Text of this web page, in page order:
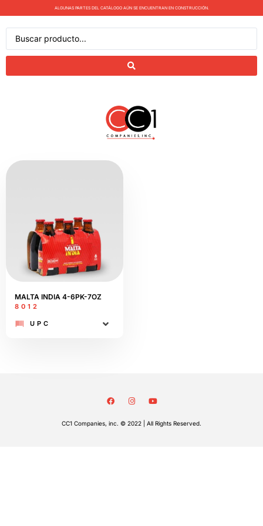
ALGUNAS PARTES DEL CATÁLOGO AÚN SE ENCUENTRAN EN CONSTRUCCIÓN.
MALTA INDIA 4-6PK-7OZ
8012
UPC
CC1 Companies, inc. © 2022 | All Rights Reserved.